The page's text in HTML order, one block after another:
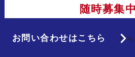
随時募集
お問い合わせはこちら から